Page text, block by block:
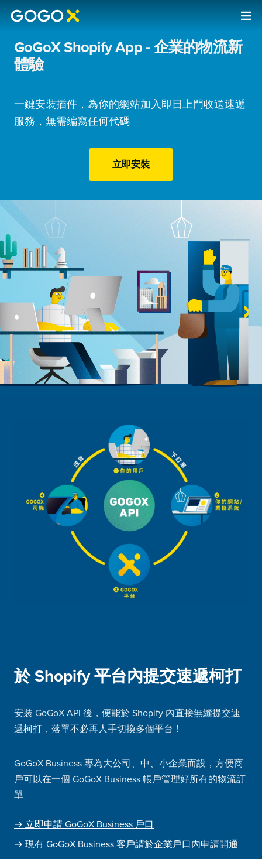
GoGoX Shopify App - 企業的物流新
體驗
一鍵安裝插件，為你的網站加入即日上門收送速遞
服務，無需編寫任何代碼
立即安裝
於 Shopify 平台內提交速遞柯打
安裝 GoGoX API 後，便能於 Shopify 內直接無縫提交速
遞柯打，落單不必再人手切換多個平台！
GoGoX Business 專為大公司、中、小企業而設，方便商
戶可以在一個 GoGoX Business 帳戶管理好所有的物流訂
單
→ 立即申請 GoGoX Business 戶口
→ 現有 GoGoX Business 客戶請於企業戶口內申請開通